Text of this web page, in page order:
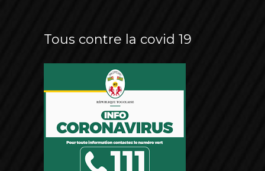
Tous contre la covid 19